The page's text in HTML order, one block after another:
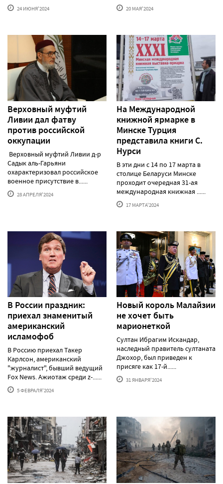
24 ИЮНЯ'2024 20 МАЯ'2024
Верховный муфтий
Ливии дал фатву
против российской
оккупации
Верховный муфтий Ливии д-р
Садык аль-Гарьяни
охарактеризовал российское
военное присутствие в......
28 АПРЕЛЯ'2024
На Международной
книжной ярмарке в
Минске Турция
представила книги С.
Нурси
В эти дни с 14 по 17 марта в
столице Беларуси Минске
проходит очередная 31-ая
международная книжная ......
17 МАРТА'2024
В России праздник:
приехал знаменитый
американский
исламофоб
В Россию приехал Такер
Карлсон, американский
"журналист", бывший ведущий
Fox News. Ажиотаж среди z-......
5 ФЕВРАЛЯ'2024
Новый король Малайзии
не хочет быть
марионеткой
Султан Ибрагим Искандар,
наследный правитель султаната
Джохор, был приведен к
присяге как 17-й......
31 ЯНВАРЯ'2024